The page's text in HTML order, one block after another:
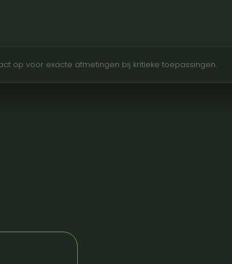
op voor exacte afmetingen bij kritieke toepassingen.